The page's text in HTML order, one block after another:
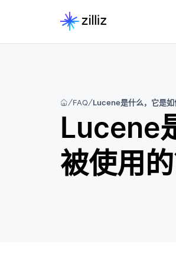
FAQ Lucene是什么，它是如
Lucene
被使用的